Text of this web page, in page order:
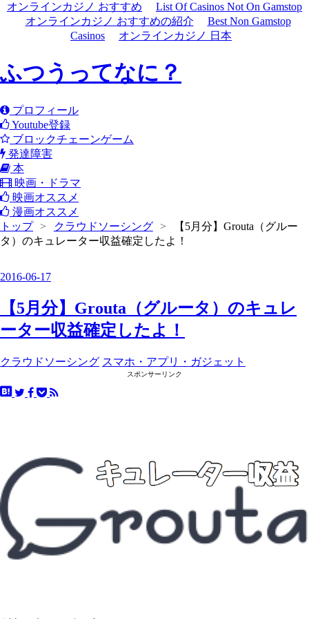
オンラインカジノ おすすめ
List Of Casinos Not On Gamstop
オンラインカジノ おすすめの紹介
Best Non Gamstop
Casinos
オンラインカジノ 日本
ふつうってなに？
プロフィール
Youtube登録
ブロックチェーンゲーム
発達障害
本
映画・ドラマ
映画オススメ
漫画オススメ
トップ
> クラウドソーシング >
【5月分】Grouta（グルー
タ）のキュレーター収益確定したよ！
2016-06-17
【5月分】Grouta（グルータ）のキュレ
ーター収益確定したよ！
クラウドソーシング スマホ・アプリ・ガジェット
スポンサーリンク